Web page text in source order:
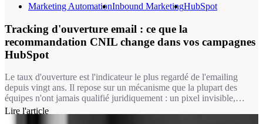
Marketing AutomationInbound MarketingHubSpot
Tracking d'ouverture email : ce que la
recommandation CNIL change dans vos campagnes
HubSpot
Le taux d'ouverture est l'indicateur le plus regardé de l'emailing
depuis vingt ans. Il repose sur un mécanisme que la plupart des
équipes n'ont jamais qualifié juridiquement : un pixel invisible,
chargé à l'ouverture du message. Depuis le 14 avril 2026, ce
Lire l'article